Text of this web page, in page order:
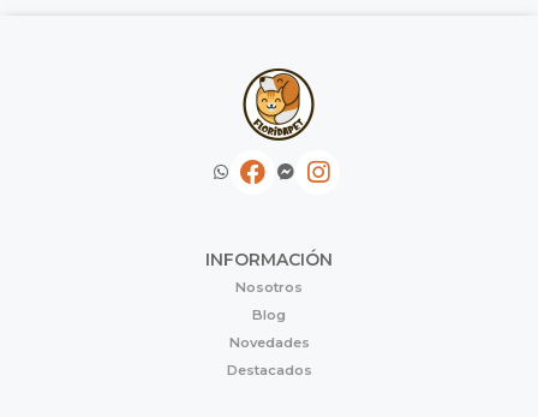
INFORMACIÓN
Nosotros
Blog
Novedades
Destacados